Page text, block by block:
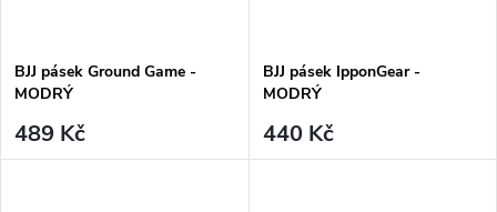
BJJ pásek Ground Game -
MODRÝ
489 Kč
BJJ pásek IpponGear -
MODRÝ
440 Kč